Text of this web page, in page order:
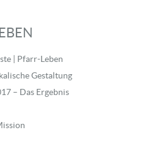
| Pfarr-Leben
Gestaltung
– Das Ergebnis